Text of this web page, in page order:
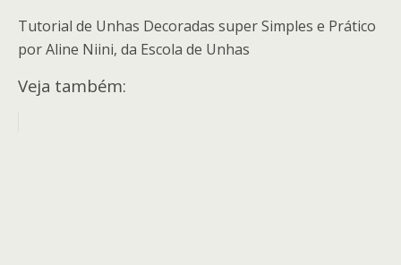
Tutorial de Unhas Decoradas super Simples e Prático
por Aline Niini, da Escola de Unhas
Veja também: